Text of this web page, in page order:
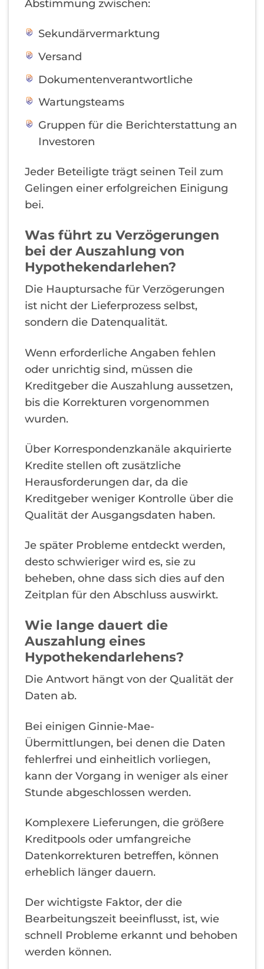
Abstimmung zwischen:
Sekundärvermarktung
Versand
Dokumentenverantwortliche
Wartungsteams
Gruppen für die Berichterstattung an
Investoren
Jeder Beteiligte trägt seinen Teil zum
Gelingen einer erfolgreichen Einigung
bei.
Was führt zu Verzögerungen
bei der Auszahlung von
Hypothekendarlehen?
Die Hauptursache für Verzögerungen
ist nicht der Lieferprozess selbst,
sondern die Datenqualität.
Wenn erforderliche Angaben fehlen
oder unrichtig sind, müssen die
Kreditgeber die Auszahlung aussetzen,
bis die Korrekturen vorgenommen
wurden.
Über Korrespondenzkanäle akquirierte
Kredite stellen oft zusätzliche
Herausforderungen dar, da die
Kreditgeber weniger Kontrolle über die
Qualität der Ausgangsdaten haben.
Je später Probleme entdeckt werden,
desto schwieriger wird es, sie zu
beheben, ohne dass sich dies auf den
Zeitplan für den Abschluss auswirkt.
Wie lange dauert die
Auszahlung eines
Hypothekendarlehens?
Die Antwort hängt von der Qualität der
Daten ab.
Bei einigen Ginnie-Mae-
Übermittlungen, bei denen die Daten
fehlerfrei und einheitlich vorliegen,
kann der Vorgang in weniger als einer
Stunde abgeschlossen werden.
Komplexere Lieferungen, die größere
Kreditpools oder umfangreiche
Datenkorrekturen betreffen, können
erheblich länger dauern.
Der wichtigste Faktor, der die
Bearbeitungszeit beeinflusst, ist, wie
schnell Probleme erkannt und behoben
werden können.